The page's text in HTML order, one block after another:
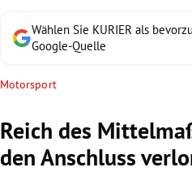
Untermenü
Untermenü
Untermenü
Untermenü
Wählen Sie KURIER als
Google-Quelle
Motorsport
Reich des
den Anschluss